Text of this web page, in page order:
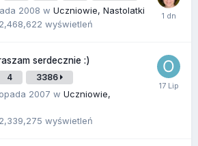
2008 w Uczniowie, Nastolatki
2,468,622 wyświetleń
serdecznie :)
4 3386
2007 w Uczniowie,
2,339,275 wyświetleń